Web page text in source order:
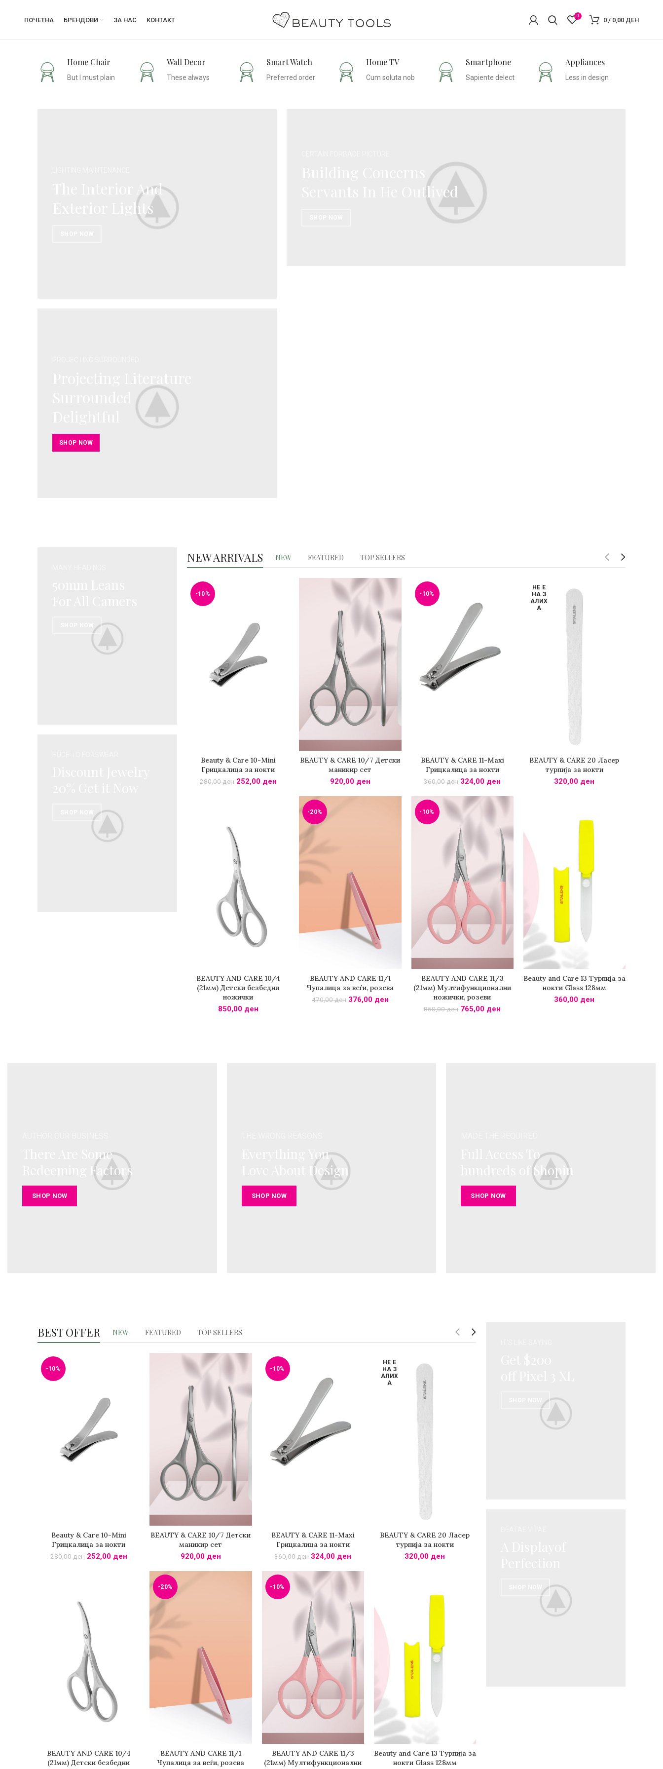
ПОЧЕТНА БРЕНДОВИ ЗА НАС КОНТАКТ
0
0 / 0,00 ДЕН
Home Chair
But I must plain
Wall Decor
These always
Smart Watch
Preferred order
Home TV
Cum soluta nob
Smartphone
Sapiente delect
Appliances
Less in design
The Interior And
Exterior Lights
SHOP NOW
Servants In He Outlived
NEW ARRIVALS NEW FEATURED TOP SELLERS
-10%
ДОДАДИ ВО КОШНИЧКА
Beauty & Care 10-Mini
Грицкалица за нокти
280,00ден 252,00 ден
ДОДАДИ ВО КОШНИЧКА
BEAUTY & CARE 10/7 Детски
маникир сет
920,00 ден
-10%
ДОДАДИ ВО КОШНИЧКА
BEAUTY & CARE 11-Maxi
Грицкалица за нокти
360,00ден 324,00 ден
НЕ Е
НА З
АЛИХ
А
ПОВЕЌЕ
BEAUTY & CARE 20 Ласер
турпија за нокти
320,00 ден
ДОДАДИ ВО КОШНИЧКА
BEAUTY AND CARE 10/4
(21мм) Детски безбедни
ножички
850,00 ден
-20%
ДОДАДИ ВО КОШНИЧКА
BEAUTY AND CARE 11/1
Чупалица за веѓи, розева
470,00ден 376,00 ден
-10%
ДОДАДИ ВО КОШНИЧКА
BEAUTY AND CARE 11/3
(21мм) Мултифункционални
ножички, розеви
850,00ден 765,00 ден
ДОДАДИ ВО КОШНИЧКА
Beauty and Care 13 Турпија за
нокти Glass 128мм
360,00 ден
There Are Some
Redeeming Factors
SHOP NOW
Everything You
Love About Design
SHOP NOW
Full Access To
hundreds of Shopin
SHOP NOW
BEST OFFER NEW FEATURED TOP SELLERS
-10%
ДОДАДИ ВО КОШНИЧКА
Beauty & Care 10-Mini
Грицкалица за нокти
280,00ден 252,00 ден
ДОДАДИ ВО КОШНИЧКА
BEAUTY & CARE 10/7 Детски
маникир сет
920,00 ден
-10%
ДОДАДИ ВО КОШНИЧКА
BEAUTY & CARE 11-Maxi
Грицкалица за нокти
360,00ден 324,00 ден
НЕ Е
НА З
АЛИХ
А
ПОВЕЌЕ
BEAUTY & CARE 20 Ласер
турпија за нокти
320,00 ден
ДОДАДИ ВО КОШНИЧКА
BEAUTY AND CARE 10/4
(21мм) Детски безбедни
-20%
ДОДАДИ ВО КОШНИЧКА
BEAUTY AND CARE 11/1
Чупалица за веѓи, розева
-10%
ДОДАДИ ВО КОШНИЧКА
BEAUTY AND CARE 11/3
(21мм) Мултифункционални
ДОДАДИ ВО КОШНИЧКА
Beauty and Care 13 Турпија за
нокти Glass 128мм